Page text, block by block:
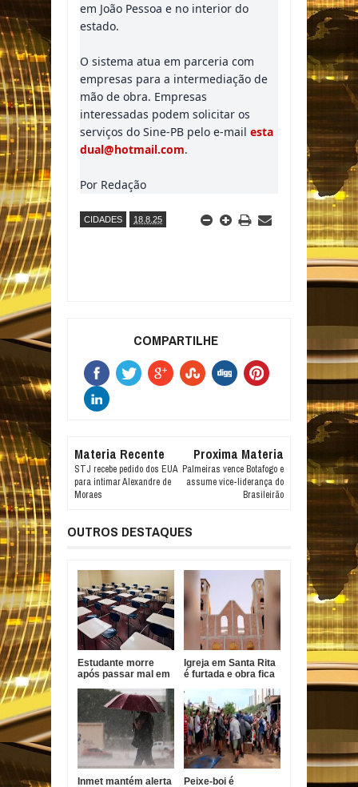
em João Pessoa e no interior do
estado.
O sistema atua em parceria com
empresas para a intermediação de
mão de obra. Empresas
interessadas podem solicitar os
serviços do Sine-PB pelo e-mail esta
dual@hotmail.com.
Por Redação
CIDADES 18.8.25
COMPARTILHE
Materia Recente
STJ recebe pedido dos EUA
para intimar Alexandre de
Moraes
Proxima Materia
Palmeiras vence Botafogo e
assume vice-liderança do
Brasileirão
OUTROS DESTAQUES
Estudante morre
após passar mal em
Igreja em Santa Rita
é furtada e obra fica
Inmet mantém alerta Peixe-boi é